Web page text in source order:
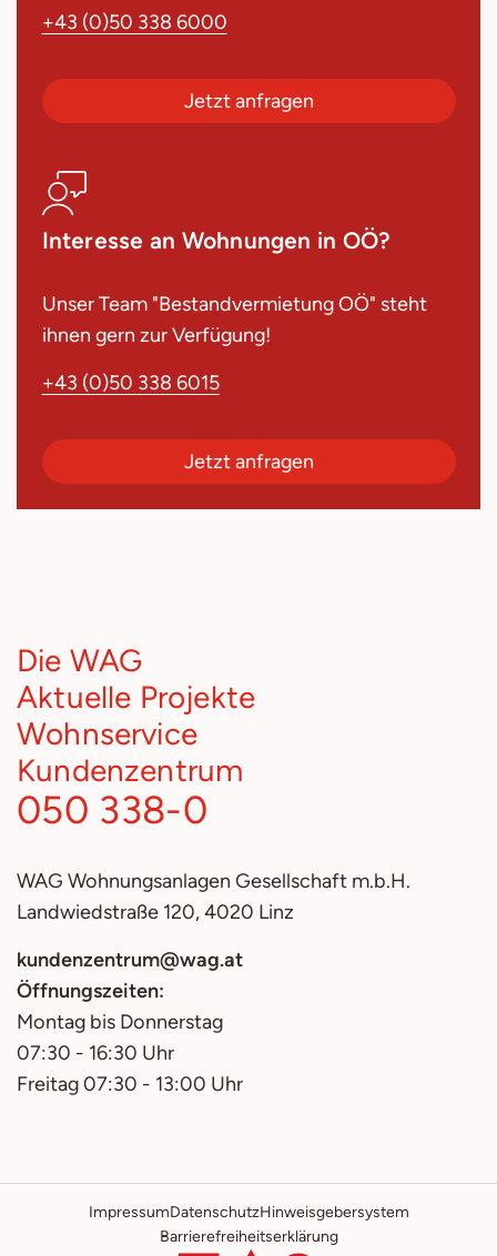
+43 (0)50 338 6000
Jetzt anfragen
Interesse an Wohnungen in OÖ?
Unser Team "Bestandvermietung OÖ" steht
ihnen gern zur Verfügung!
+43 (0)50 338 6015
Jetzt anfragen
Die WAG
Aktuelle Projekte
Wohnservice
Kundenzentrum
050 338-0
WAG Wohnungsanlagen Gesellschaft m.b.H.
Landwiedstraße 120, 4020 Linz
kundenzentrum@wag.at
Öffnungszeiten:
Montag bis Donnerstag
07:30 - 16:30 Uhr
Freitag 07:30 - 13:00 Uhr
ImpressumDatenschutzHinweisgebersystem
Barrierefreiheitserklärung